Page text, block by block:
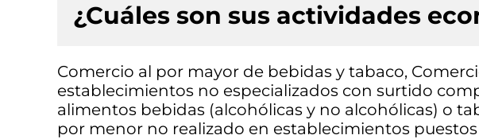
¿Cuáles son sus actividades
Comercio al por mayor de bebidas y tabaco,
establecimientos no especializados con surtido
alimentos bebidas (alcohólicas y no alcohólicas) o
por menor no realizado en establecimientos